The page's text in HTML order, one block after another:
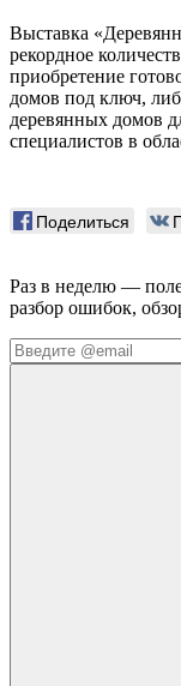
Выставка
рекордное
приобретение
домов под ключ,
деревянных домов
специалистов в
Поделиться
Раз в неделю —
разбор ошибок,